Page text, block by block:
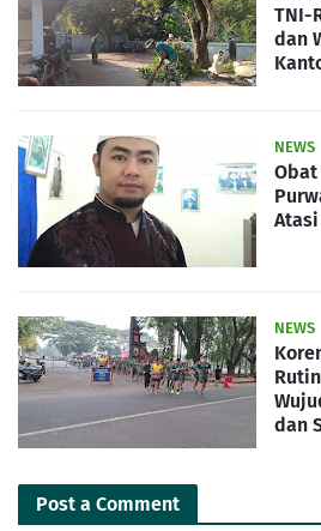
TNI-
dan
NEWS
Obat
NEWS
dan
Post a Comment